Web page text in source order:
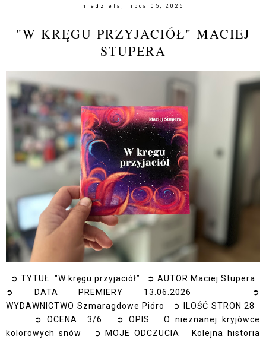
niedziela, lipca 05, 2026
"W KRĘGU PRZYJACIÓŁ" MACIEJ
STUPERA
➲ TYTUŁ "W kręgu przyjaciół” ➲ AUTOR Maciej Stupera
➲ DATA PREMIERY 13.06.2026 ➲
WYDAWNICTWO Szmaragdowe Pióro ➲ ILOŚĆ STRON 28
➲ OCENA 3/6 ➲ OPIS O nieznanej kryjówce
kolorowych snów ➲ MOJE ODCZUCIA Kolejna historia